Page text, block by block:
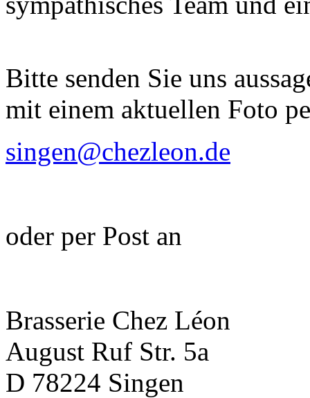
Bitte senden Sie uns
mit einem aktuellen Foto
singen@chezleon.de
oder per Post an
Brasserie Chez Léon
August Ruf Str. 5a
D 78224 Singen